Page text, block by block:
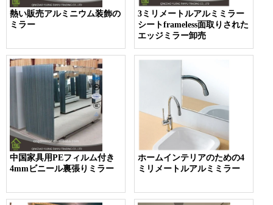
熱い販売アルミニウム装飾の
ミラー
3ミリメートルアルミミラー
シートframeless面取りされた
エッジミラー卸売
中国家具用PEフィルム付き
4mmビニール裏張りミラー
ホームインテリアのための4
ミリメートルアルミミラー